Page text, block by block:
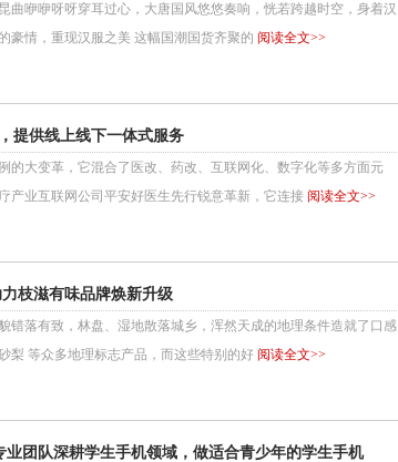
曲咿咿呀呀穿耳过心，大唐国风悠悠奏响，恍若跨越时空，身着汉
豪情，重现汉服之美 这幅国潮国货齐聚的 阅读全文>>
提供线上线下一体式服务
大变革，它混合了医改、药改、互联网化、数字化等多方面元
产业互联网公司平安好医生先行锐意革新，它连接 阅读全文>>
枝滋有味品牌焕新升级
落有致，林盘、湿地散落城乡，浑然天成的地理条件造就了口感
梨 等众多地理标志产品，而这些特别的好 阅读全文>>
业团队深耕学生手机领域，做适合青少年的学生手机